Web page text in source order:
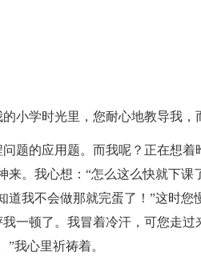
小学时光里，您耐心地教导我，
题的应用题。而我呢？正在想
来。我心想：“怎么这么快就下
道我不会做那就完蛋了！”这时
一顿了。我冒着冷汗，可您走过
”我心里祈祷着。